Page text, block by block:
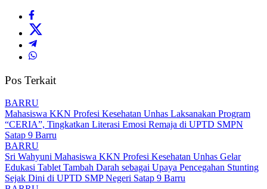
Pos Terkait
BARRU
Mahasiswa KKN Profesi Kesehatan Unhas Laksanakan Program
“CERIA”, Tingkatkan Literasi Emosi Remaja di UPTD SMPN
Satap 9 Barru
BARRU
Sri Wahyuni Mahasiswa KKN Profesi Kesehatan Unhas Gelar
Edukasi Tablet Tambah Darah sebagai Upaya Pencegahan Stunting
Sejak Dini di UPTD SMP Negeri Satap 9 Barru